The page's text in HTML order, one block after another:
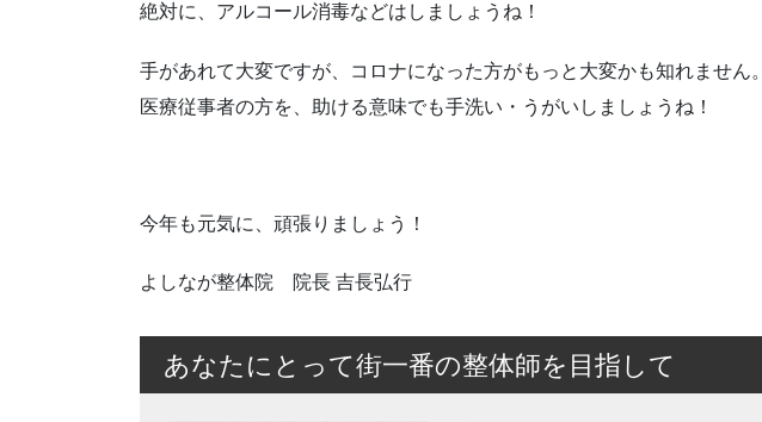
絶対に、アルコール消毒などはしましょうね！
手があれて大変ですが、コロナになった方がもっと大変かも知れません。
医療従事者の方を、助ける意味でも手洗い・うがいしましょうね！
今年も元気に、頑張りましょう！
よしなが整体院 院長 吉長弘行
あなたにとって街一番の整体師を目指して